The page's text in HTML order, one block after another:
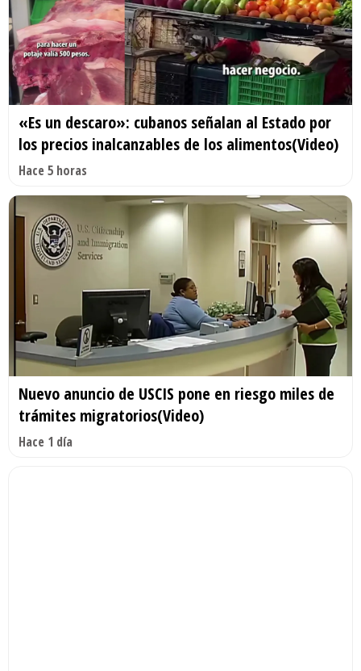
«Es un descaro»: cubanos señalan al Estado por
los precios inalcanzables de los alimentos(Video)
Hace 5 horas
Nuevo anuncio de USCIS pone en riesgo miles de
trámites migratorios(Video)
Hace 1 día